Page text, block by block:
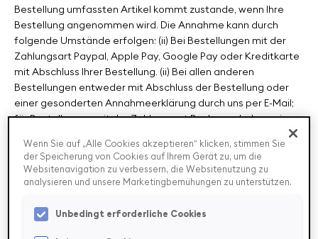
Bestellung umfassten Artikel kommt zustande, wenn Ihre
Bestellung angenommen wird. Die Annahme kann durch
folgende Umstände erfolgen: (ii) Bei Bestellungen mit der
Zahlungsart Paypal, Apple Pay, Google Pay oder Kreditkarte
mit Abschluss Ihrer Bestellung. (ii) Bei allen anderen
Bestellungen entweder mit Abschluss der Bestellung oder
einer gesonderten Annahmeerklärung durch uns per E-Mail;
für Bestellungen mit der Zahlungsart Rechnung haben wir
(6) Diese Allgemeinen Vertragsbedingungen und die übrigen
Vertragsbestimmungen (insbesondere
Fassung auf der Webseite www.mytier.app zur Ansicht und
zum Download bereitgehalten. TIER wird dem Kunden diese
Wenn Sie auf „Alle Cookies akzeptieren“ klicken, stimmen Sie
der Speicherung von Cookies auf Ihrem Gerät zu, um die
Websitenavigation zu verbessern, die Websitenutzung zu
analysieren und unsere Marketingbemühungen zu unterstützen.
Unbedingt erforderliche Cookies